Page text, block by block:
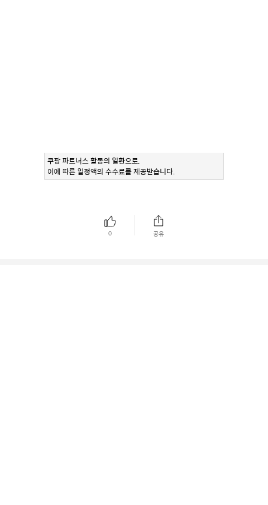
쿠팡 파트너스 활동의 일환으로,
이에 따른 일정액의 수수료를 제공받습니다.
0 공유